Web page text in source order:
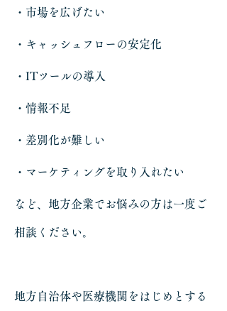
・市場を広げたい
・キャッシュフローの安定化
・ITツールの導入
・情報不足
・差別化が難しい
・マーケティングを取り入れたい
など、地方企業でお悩みの方は一度ご
相談ください。
地方自治体や医療機関をはじめとする